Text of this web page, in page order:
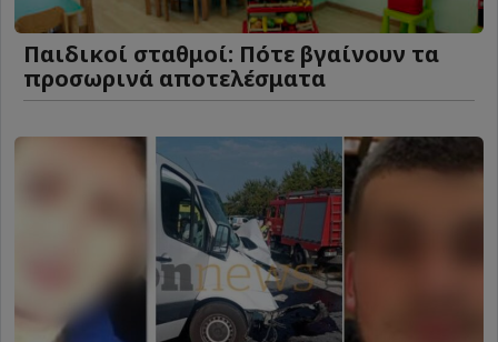
Παιδικοί σταθμοί: Πότε βγαίνουν τα
προσωρινά αποτελέσματα